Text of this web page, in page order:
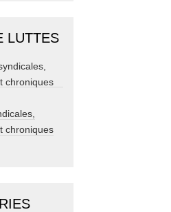
LUTTES
chroniques